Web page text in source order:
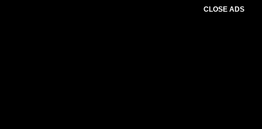
CLOSE ADS